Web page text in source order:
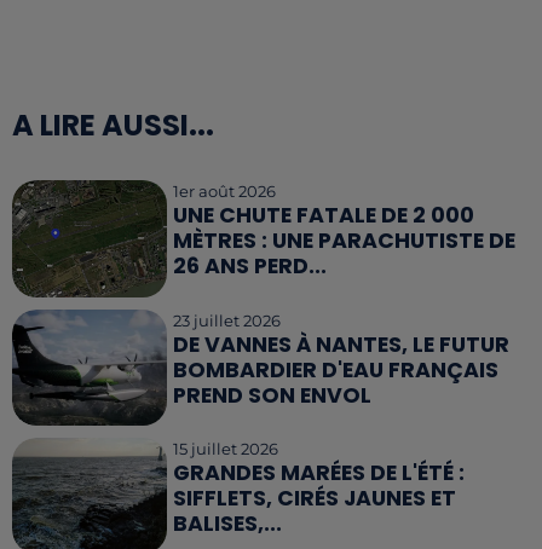
A LIRE AUSSI...
1er août 2026
UNE CHUTE FATALE DE 2 000
MÈTRES : UNE PARACHUTISTE DE
26 ANS PERD...
23 juillet 2026
DE VANNES À NANTES, LE FUTUR
BOMBARDIER D'EAU FRANÇAIS
PREND SON ENVOL
15 juillet 2026
GRANDES MARÉES DE L'ÉTÉ :
SIFFLETS, CIRÉS JAUNES ET
BALISES,...